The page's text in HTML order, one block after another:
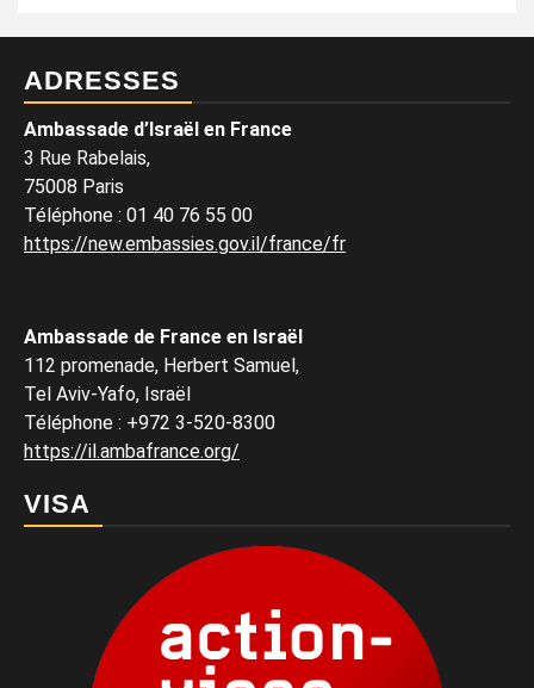
ADRESSES
Ambassade d’Israël en France
3 Rue Rabelais,
75008 Paris
Téléphone : 01 40 76 55 00
https://new.embassies.gov.il/france/fr
Ambassade de France en Israël
112 promenade, Herbert Samuel,
Tel Aviv-Yafo, Israël
Téléphone : +972 3-520-8300
https://il.ambafrance.org/
VISA